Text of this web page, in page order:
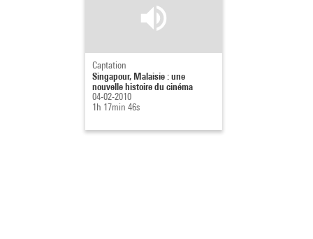
Captation
Singapour, Malaisie : une
nouvelle histoire du cinéma
04-02-2010
1h 17min 46s